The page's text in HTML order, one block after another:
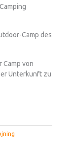
Camp des
Camp von
Unterkunft zu